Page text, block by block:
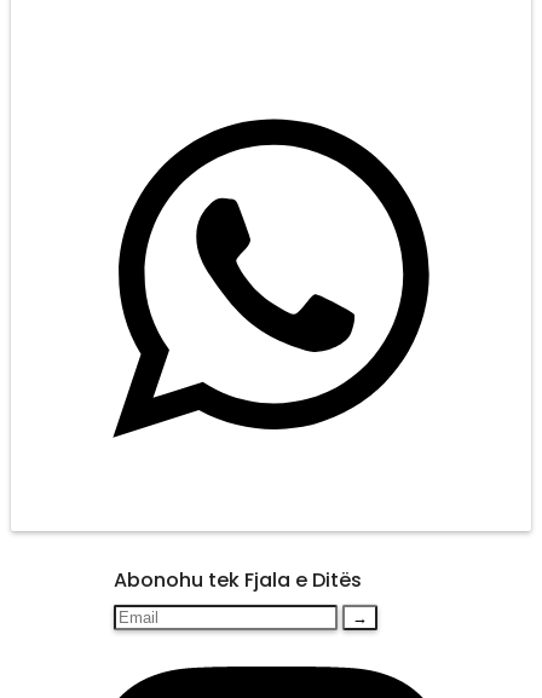
Abonohu tek Fjala e Ditës